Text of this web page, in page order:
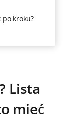
po kroku?
Lista
mieć